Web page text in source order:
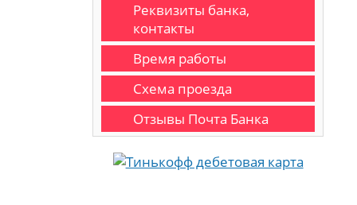
Реквизиты банка,
контакты
Время работы
Схема проезда
Отзывы Почта Банка